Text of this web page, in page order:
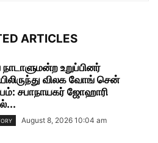
ARTICLES
நாடாளுமன்ற உறுப்பினர்
விலக வோங் சென்
சபாநாயகர் ஜோஹாரி
August 8, 2026 10:04 am